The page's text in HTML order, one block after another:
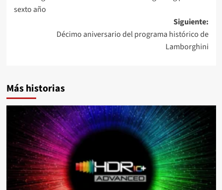
entradas
sexto año
Siguiente:
Décimo aniversario del programa histórico de
Lamborghini
Más historias